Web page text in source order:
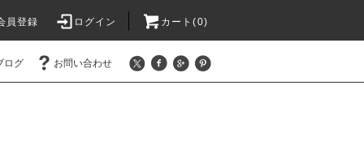
員登録 ログイン カート(0)
ログ お問い合わせ